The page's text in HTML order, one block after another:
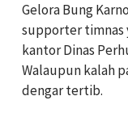
Gelora Bung
supporter timnas
kantor Dinas
Walaupun kalah
dengar tertib.